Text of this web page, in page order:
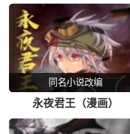
同名小说改编
永夜君王（漫画）